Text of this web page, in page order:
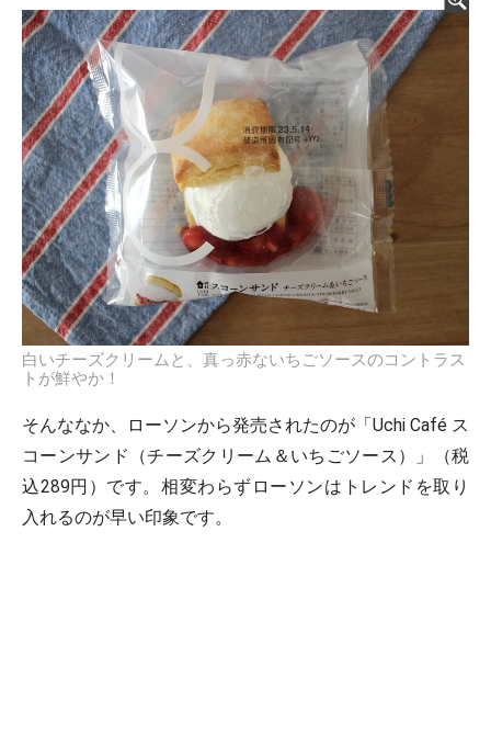
白いチーズクリームと、真っ赤ないちごソースのコントラス
トが鮮やか！
そんななか、ローソンから発売されたのが「Uchi Café ス
コーンサンド（チーズクリーム＆いちごソース）」（税
込289円）です。相変わらずローソンはトレンドを取り
入れるのが早い印象です。